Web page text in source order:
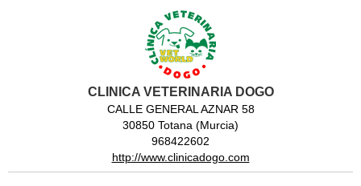
CLINICA VETERINARIA DOGO
CALLE GENERAL AZNAR 58
30850 Totana (Murcia)
968422602
http://www.clinicadogo.com